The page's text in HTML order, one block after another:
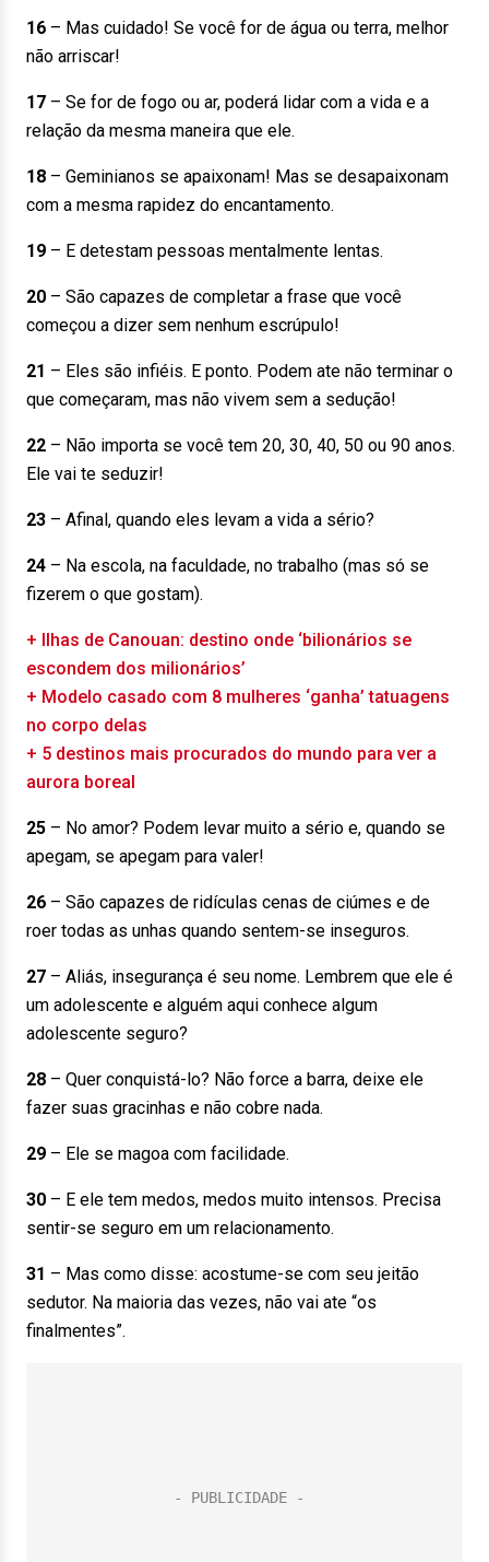
16 – Mas cuidado! Se você for de água ou terra, melhor
não arriscar!
17 – Se for de fogo ou ar, poderá lidar com a vida e a
relação da mesma maneira que ele.
18 – Geminianos se apaixonam! Mas se desapaixonam
com a mesma rapidez do encantamento.
19 – E detestam pessoas mentalmente lentas.
20 – São capazes de completar a frase que você
começou a dizer sem nenhum escrúpulo!
21 – Eles são infiéis. E ponto. Podem ate não terminar o
que começaram, mas não vivem sem a sedução!
22 – Não importa se você tem 20, 30, 40, 50 ou 90 anos.
Ele vai te seduzir!
23 – Afinal, quando eles levam a vida a sério?
24 – Na escola, na faculdade, no trabalho (mas só se
fizerem o que gostam).
+ Ilhas de Canouan: destino onde ‘bilionários se
escondem dos milionários’
+ Modelo casado com 8 mulheres ‘ganha’ tatuagens
no corpo delas
+ 5 destinos mais procurados do mundo para ver a
aurora boreal
25 – No amor? Podem levar muito a sério e, quando se
apegam, se apegam para valer!
26 – São capazes de ridículas cenas de ciúmes e de
roer todas as unhas quando sentem-se inseguros.
27 – Aliás, insegurança é seu nome. Lembrem que ele é
um adolescente e alguém aqui conhece algum
adolescente seguro?
28 – Quer conquistá-lo? Não force a barra, deixe ele
fazer suas gracinhas e não cobre nada.
29 – Ele se magoa com facilidade.
30 – E ele tem medos, medos muito intensos. Precisa
sentir-se seguro em um relacionamento.
31 – Mas como disse: acostume-se com seu jeitão
sedutor. Na maioria das vezes, não vai ate “os
finalmentes”.